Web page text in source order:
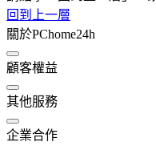
回到上一層
關於PChome24h
顧客權益
其他服務
企業合作